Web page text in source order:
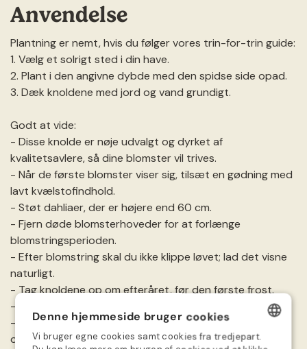
Anvendelse
Plantning er nemt, hvis du følger vores trin-for-trin guide:
1. Vælg et solrigt sted i din have.
2. Plant i den angivne dybde med den spidse side opad.
3. Dæk knoldene med jord og vand grundigt.
Godt at vide:
- Disse knolde er nøje udvalgt og dyrket af
kvalitetsavlere, så dine blomster vil trives.
- Når de første blomster viser sig, tilsæt en gødning med
lavt kvælstofindhold.
- Støt dahliaer, der er højere end 60 cm.
- Fjern døde blomsterhoveder for at forlænge
blomstringsperioden.
- Efter blomstring skal du ikke klippe løvet; lad det visne
naturligt.
- Tag knoldene op om efteråret, før den første frost.
- Opbevar dem på et køligt, tørt og frostfrit sted.
- Plant igen næste år ved at følge instruktionerne
ovenfor.
DANISH
Denne hjemmeside bruger cookies
Vi bruger egne cookies samt cookies fra tredjepart.